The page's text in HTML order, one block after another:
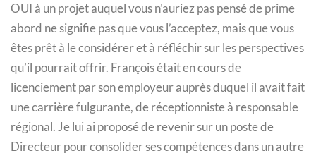
OUI à un projet auquel vous n’auriez pas pensé de prime
abord ne signifie pas que vous l’acceptez, mais que vous
êtes prêt à le considérer et à réfléchir sur les perspectives
qu’il pourrait offrir. François était en cours de
licenciement par son employeur auprès duquel il avait fait
une carrière fulgurante, de réceptionniste à responsable
régional. Je lui ai proposé de revenir sur un poste de
Directeur pour consolider ses compétences dans un autre